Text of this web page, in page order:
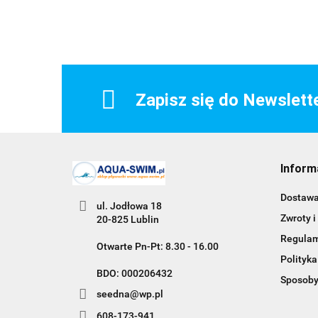
Zapisz się do
ul. Jodłowa 18
20-825 Lublin
Otwarte Pn-Pt: 8.30 - 16.00
BDO: 000206432
seedna@wp.pl
608-173-941
Zwroty